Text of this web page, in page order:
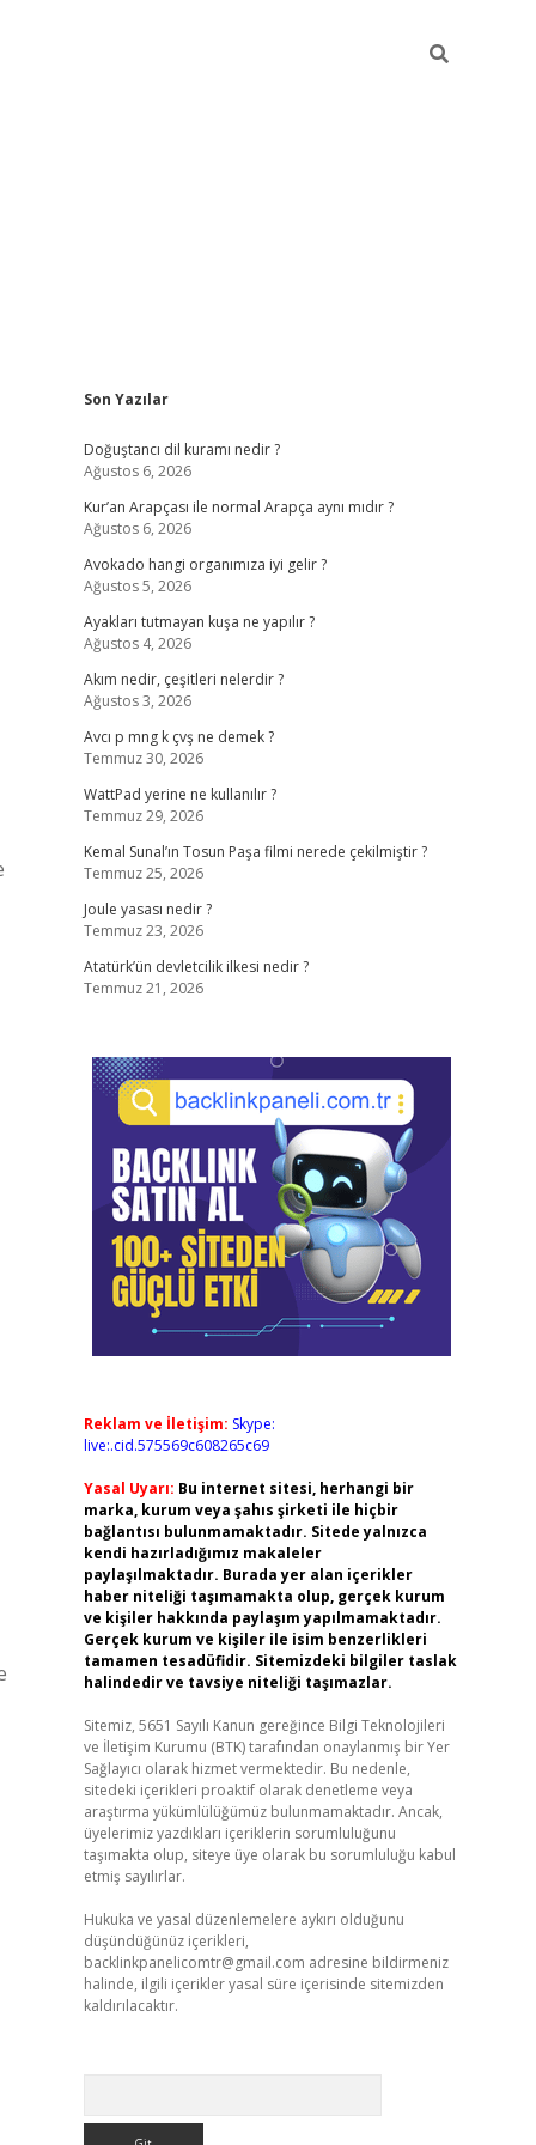
Sidebar
Son Yazılar
Doğuştancı dil kuramı nedir ?
Ağustos 6, 2026
Kur’an Arapçası ile normal Arapça aynı mıdır ?
Ağustos 6, 2026
Avokado hangi organımıza iyi gelir ?
Ağustos 5, 2026
Ayakları tutmayan kuşa ne yapılır ?
Ağustos 4, 2026
Akım nedir, çeşitleri nelerdir ?
Ağustos 3, 2026
Avcı p mng k çvş ne demek ?
Temmuz 30, 2026
WattPad yerine ne kullanılır ?
Temmuz 29, 2026
Kemal Sunal’ın Tosun Paşa filmi nerede çekilmiştir ?
Temmuz 25, 2026
Joule yasası nedir ?
Temmuz 23, 2026
Atatürk’ün devletcilik ilkesi nedir ?
Temmuz 21, 2026
Reklam ve İletişim: Skype:
live:.cid.575569c608265c69
Yasal Uyarı: Bu internet sitesi, herhangi bir
marka, kurum veya şahıs şirketi ile hiçbir
bağlantısı bulunmamaktadır. Sitede yalnızca
kendi hazırladığımız makaleler
paylaşılmaktadır. Burada yer alan içerikler
haber niteliği taşımamakta olup, gerçek kurum
ve kişiler hakkında paylaşım yapılmamaktadır.
Gerçek kurum ve kişiler ile isim benzerlikleri
tamamen tesadüfidir. Sitemizdeki bilgiler taslak
halindedir ve tavsiye niteliği taşımazlar.
Sitemiz, 5651 Sayılı Kanun gereğince Bilgi Teknolojileri
ve İletişim Kurumu (BTK) tarafından onaylanmış bir Yer
Sağlayıcı olarak hizmet vermektedir. Bu nedenle,
sitedeki içerikleri proaktif olarak denetleme veya
araştırma yükümlülüğümüz bulunmamaktadır. Ancak,
üyelerimiz yazdıkları içeriklerin sorumluluğunu
taşımakta olup, siteye üye olarak bu sorumluluğu kabul
etmiş sayılırlar.
Hukuka ve yasal düzenlemelere aykırı olduğunu
düşündüğünüz içerikleri,
backlinkpanelicomtr@gmail.com adresine bildirmeniz
halinde, ilgili içerikler yasal süre içerisinde sitemizden
kaldırılacaktır.